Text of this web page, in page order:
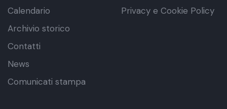
Calendario
Archivio storico
Contatti
News
Comunicati stampa
Privacy e Cookie Policy